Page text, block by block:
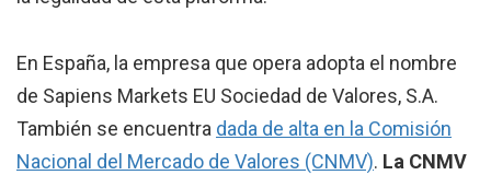
En España, la empresa que opera adopta el nombre
de Sapiens Markets EU Sociedad de Valores, S.A.
También se encuentra dada de alta en la Comisión
Nacional del Mercado de Valores (CNMV). La CNMV